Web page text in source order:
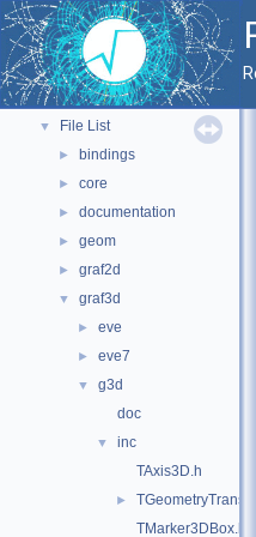
► ROOT Components
► Namespaces
► All Classes
▼ Files
▼ File List
► bindings
► core
► documentation
► geom
► graf2d
▼ graf3d
► eve
► eve7
▼
g3d
doc
▼
inc
TAxis3D.h
►
TMarker3DBox.h